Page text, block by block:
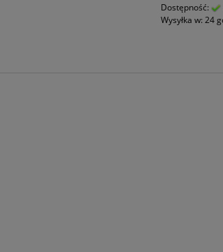
Dostępność:
Wysyłka w: 24